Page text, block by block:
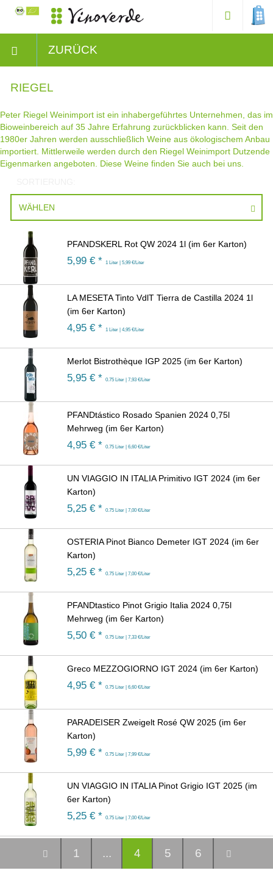
ZURÜCK
RIEGEL
Peter Riegel Weinimport ist ein inhabergeführtes Unternehmen, das im
Bioweinbereich auf 35 Jahre Erfahrung zurückblicken kann. Seit den
1980er Jahren werden ausschließlich Weine aus ökologischem Anbau
importiert. Mittlerweile werden durch den Riegel Weinimport Dutzende
Eigenmarken angeboten. Diese Weine finden Sie auch bei uns.
WÄHLEN
PFANDSKERL Rot QW 2024 1l (im 6er Karton)
5,99 € * 1 Liter | 5,99 €/Liter
LA MESETA Tinto VdlT Tierra de Castilla 2024 1l
(im 6er Karton)
4,95 € * 1 Liter | 4,95 €/Liter
Merlot Bistrothèque IGP 2025 (im 6er Karton)
5,95 € * 0.75 Liter | 7,93 €/Liter
PFANDtástico Rosado Spanien 2024 0,75l
Mehrweg (im 6er Karton)
4,95 € * 0.75 Liter | 6,60 €/Liter
UN VIAGGIO IN ITALIA Primitivo IGT 2024 (im 6er
Karton)
5,25 € * 0.75 Liter | 7,00 €/Liter
OSTERIA Pinot Bianco Demeter IGT 2024 (im 6er
Karton)
5,25 € * 0.75 Liter | 7,00 €/Liter
PFANDtastico Pinot Grigio Italia 2024 0,75l
Mehrweg (im 6er Karton)
5,50 € * 0.75 Liter | 7,33 €/Liter
Greco MEZZOGIORNO IGT 2024 (im 6er Karton)
4,95 € * 0.75 Liter | 6,60 €/Liter
PARADEISER Zweigelt Rosé QW 2025 (im 6er
Karton)
5,99 € * 0.75 Liter | 7,99 €/Liter
UN VIAGGIO IN ITALIA Pinot Grigio IGT 2025 (im
6er Karton)
5,25 € * 0.75 Liter | 7,00 €/Liter
1 ... 4 5 6